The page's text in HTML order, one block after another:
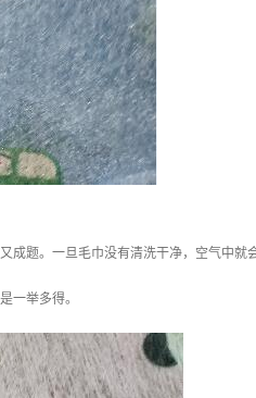
成题。一旦毛巾没有清洗干净，空气中就
一举多得。